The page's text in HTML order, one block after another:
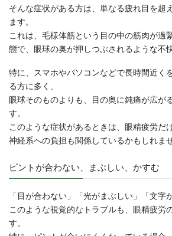
そんな症状がある方は、単なる疲れ目を超
ます。
これは、毛様体筋という目の中の筋肉が過
態で、眼球の奥が押しつぶされるような不
特に、スマホやパソコンなどで長時間近く
る方に多く、
眼球そのものよりも、目の奥に鈍痛が広が
す。
このような症状があるときは、眼精疲労だ
神経系への負担も関係しているかもしれませ
ピントが合わない、まぶしい、かすむ
「目が合わない」「光がまぶしい」「文
このような視覚的なトラブルも、眼精疲労
す。